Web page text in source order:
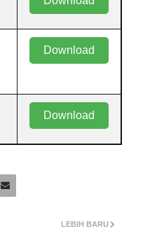
Download
Download
LEBIH BARU